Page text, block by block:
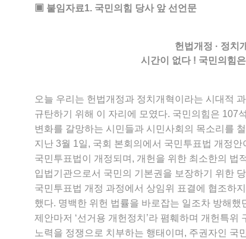
▣ 붙임자료1. 국민의힘 당사 앞 선언문
헌법개정 · 정치
시간이 없다 ! 국민의힘
오늘 우리는 헌법개정과 정치개혁이라는 시대적
규탄하기 위해 이 자리에 모였다. 국민의힘은 107
변화를 갈망하는 시민들과 시민사회의 목소리를
지난 3월 1일, 국회 본회의에서 국민투표법 개정
국민투표법이 개정되며, 개헌을 위한 최소한의 법
입법기관으로서 국민의 기본권을 보장하기 위한
국민투표법 개정 과정에서 상임위 표결에 협조하
했다. 명백한 위헌 법률을 바로잡는 일조차 방해했
제안마저 ‘선거용 개헌정치’라 폄훼하며 개헌특
노력을 정쟁으로 치부하는 행태이며, 주권자인 국